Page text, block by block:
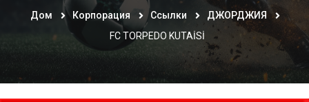
Дом Корпорация Ссылки
ДЖОРДЖИЯ
FC TORPEDO KUTAİSİ